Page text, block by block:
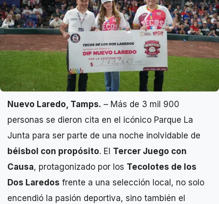
Nuevo Laredo, Tamps. – Más de 3 mil 900
personas se dieron cita en el icónico Parque La
Junta para ser parte de una noche inolvidable de
béisbol con propósito. El Tercer Juego con
Causa, protagonizado por los Tecolotes de los
Dos Laredos frente a una selección local, no solo
encendió la pasión deportiva, sino también el